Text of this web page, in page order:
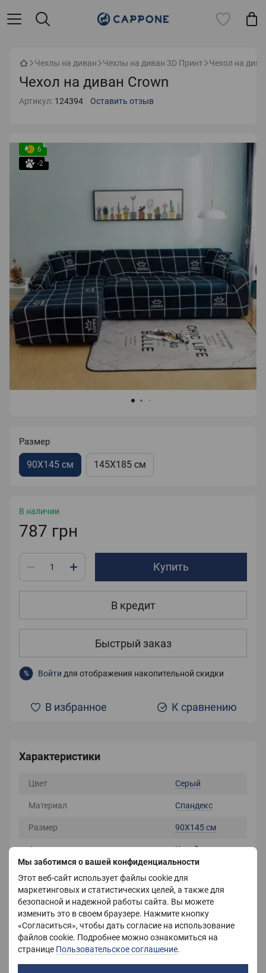
Мы заботимся о вашей конфиденциальности
Этот веб-сайт использует файлы cookie для
маркетинговых и статистических целей, а также для
безопасной и надежной работы сайта. Вы можете
изменить это в своем браузере. Нажмите кнопку
«Согласиться», чтобы дать согласие на использование
файлов cookie. Подробнее можно ознакомиться на
странице Пользовательское соглашение.
Чехлы на диван Чехлы на диван 3D Принт Чехол на
Чехол на диван Crown
Артикул: 124394 Оставить отзыв
6
-2
Размер
90X145 см 145Х185 см
В наличии
787 грн
Купить
В кредит
Быстрый заказ
% Войти для отображения накопительной скидки
В избранное К сравнению
Характеристики
Цвет Серый
Материал Спандекс
Размер 90X145 см
Страна-производитель Китай
Описание
Накидки идут в двух размерах Базовый-90*145 145*185
Накидки на диван помогутобновить интерьер, сделать